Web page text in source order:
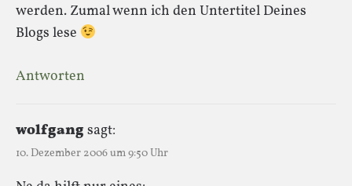
werden. Zumal wenn ich den Untertitel Deines
Blogs lese
Antworten
wolfgangsagt:
10. Dezember 2006 um 9:50 Uhr